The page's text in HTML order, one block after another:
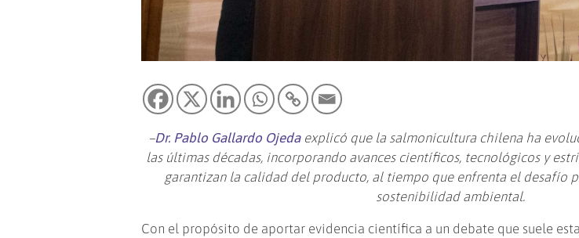
–Dr. Pablo Gallardo Ojeda explicó que la salmonicultura chilena ha
las últimas décadas, incorporando avances científicos, tecnológicos y
garantizan la calidad del producto, al tiempo que enfrenta el desafío
sostenibilidad ambiental.
Con el propósito de aportar evidencia científica a un debate que suele